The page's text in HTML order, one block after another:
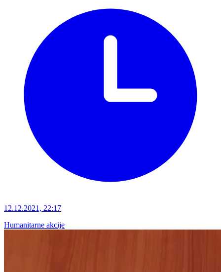
12.12.2021, 22:17
Humanitarne akcije